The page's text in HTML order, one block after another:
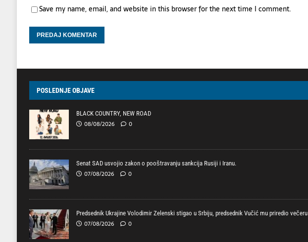
Save my name, email, and website in this browser for the next time I comment.
POSLEDNJE OBJAVE
BLACK COUNTRY, NEW ROAD
08/08/2026 0
Senat SAD usvojio zakon o pooštravanju sankcija Rusiji i Iranu.
07/08/2026 0
Predsednik Ukrajine Volodimir Zelenski stigao u Srbiju, predsednik Vučić mu priredio večeru
07/08/2026 0